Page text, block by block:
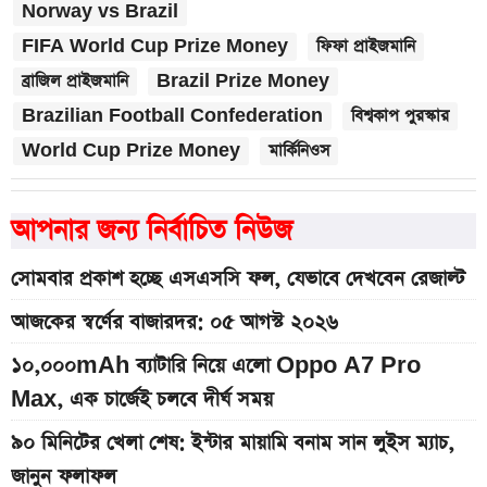
Norway vs Brazil
FIFA World Cup Prize Money
ফিফা প্রাইজমানি
ব্রাজিল প্রাইজমানি
Brazil Prize Money
Brazilian Football Confederation
বিশ্বকাপ পুরস্কার
World Cup Prize Money
মার্কিনিওস
আপনার জন্য নির্বাচিত নিউজ
সোমবার প্রকাশ হচ্ছে এসএসসি ফল, যেভাবে দেখবেন রেজাল্ট
আজকের স্বর্ণের বাজারদর: ০৫ আগস্ট ২০২৬
১০,০০০mAh ব্যাটারি নিয়ে এলো Oppo A7 Pro
Max, এক চার্জেই চলবে দীর্ঘ সময়
৯০ মিনিটের খেলা শেষ: ইন্টার মায়ামি বনাম সান লুইস ম্যাচ,
জানুন ফলাফল